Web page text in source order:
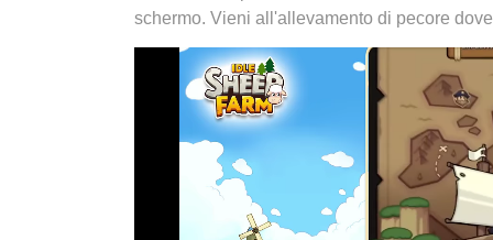
il potenziale del tuo PC, rendendo tutto fluido.
schermo. Vieni all'allevamento di pecore